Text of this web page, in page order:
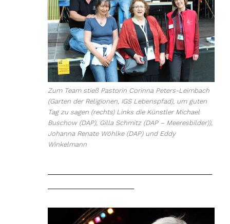
Zum Team stieß Pastorin Corinna Peters-Leimbach
(Garten der Religionen, IGS Lebenspfad), um guten
Tag zu sagen (rechts) Links die Künstler Michael
Buschow (DAP), Gilla Schmitz (DAP – Meeresbilder)),
Johanna Renate Wöhlke (DAP) und Eddy
Winkelmann
________________________________________
_____________________